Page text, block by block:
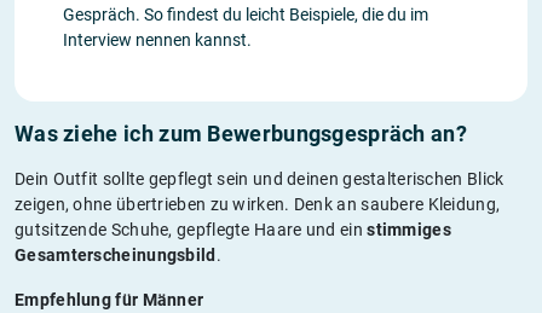
Gespräch. So findest du leicht Beispiele, die du im
Interview nennen kannst.
Was ziehe ich zum Bewerbungsgespräch an?
Dein Outfit sollte gepflegt sein und deinen gestalterischen Blick
zeigen, ohne übertrieben zu wirken. Denk an saubere Kleidung,
gutsitzende Schuhe, gepflegte Haare und einstimmiges
Gesamterscheinungsbild.
Empfehlung für Männer